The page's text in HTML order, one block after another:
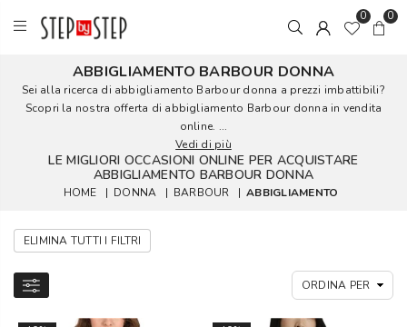
0 0
ABBIGLIAMENTO BARBOUR DONNA
Sei alla ricerca di abbigliamento Barbour donna a prezzi imbattibili?
Scopri la nostra offerta di abbigliamento Barbour donna in vendita
online. ...
Vedi di più
LE MIGLIORI OCCASIONI ONLINE PER ACQUISTARE
ABBIGLIAMENTO BARBOUR DONNA
HOME | DONNA | BARBOUR | ABBIGLIAMENTO
ELIMINA TUTTI I FILTRI